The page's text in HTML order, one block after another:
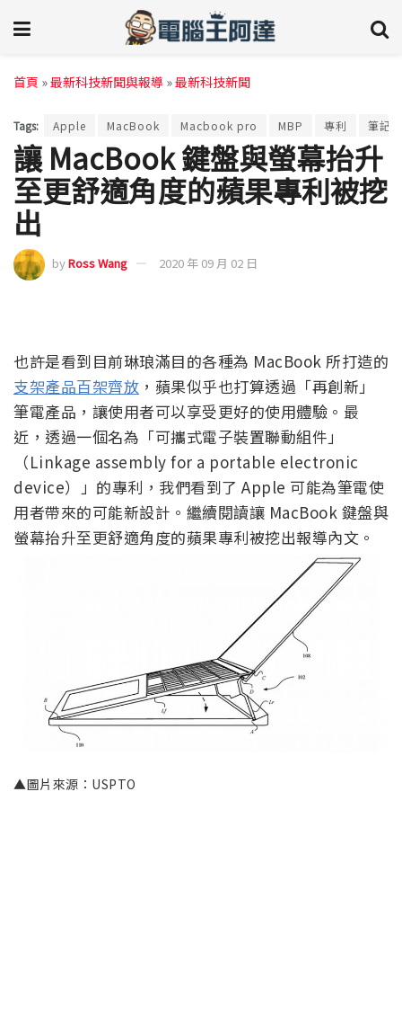
首頁 »最新科技新聞與報導 »最新科技新聞
Tags: Apple MacBook Macbook pro MBP 專利 筆記
讓 MacBook 鍵盤與螢幕抬升
至更舒適角度的蘋果專利被挖
出
byRoss Wang 2020 年 09 月 02 日
也許是看到目前琳琅滿目的各種為 MacBook 所打造的
支架產品百架齊放 ，蘋果似乎也打算透過「再創新」
筆電產品，讓使用者可以享受更好的使用體驗。最
近，透過一個名為「可攜式電子裝置聯動組件」
（Linkage assembly for a portable electronic
device）」的專利，我們看到了 Apple 可能為筆電使
用者帶來的可能新設計。繼續閱讀讓 MacBook 鍵盤與
螢幕抬升至更舒適角度的蘋果專利被挖出報導內文。
▲圖片來源：USPTO